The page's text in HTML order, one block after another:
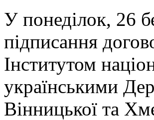
У понеділок, 26
підписання
Інститутом
українськими
Вінницької та